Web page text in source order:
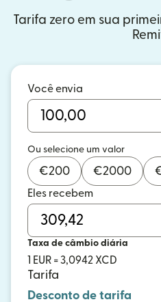
Tarifa zero em sua
Você envia
Ou selecione um valor
€200 €2000
Eles recebem
Taxa de câmbio diária
1 EUR = 3,0942 XCD
Tarifa
Desconto de tarifa